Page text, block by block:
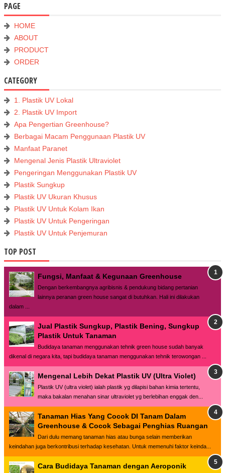
PAGE
HOME
ABOUT
PRODUCT
ORDER
CATEGORY
1. Plastik UV Lokal
2. Plastik UV Import
Apa Pengertian Greenhouse?
Berbagai Macam Penggunaan Plastik UV
Manfaat Paranet
Mengenal Jenis Plastik Ultraviolet
Pengeringan Menggunakan Plastik UV
Plastik Sungkup
Plastik UV Ukuran Khusus
Plastik UV Untuk Kolam Ikan
Plastik UV Untuk Pengeringan
Plastik UV Untuk Penjemuran
TOP POST
Fungsi, Manfaat & Kegunaan Greenhouse
Dengan berkembangnya agribisnis & pendukung bidang pertanian
lainnya peranan green house sangat di butuhkan. Hali ini dilakukan
dalam ...
Jual Plastik Sungkup, Plastik Bening, Sungkup
Plastik Untuk Tanaman
Budidaya tanaman menggunakan tehnik green house sudah banyak
dikenal di negara kita, tapi budidaya tanaman menggunakan tehnik terowongan ...
Mengenal Lebih Dekat Plastik UV (Ultra Violet)
Plastik UV (ultra violet) ialah plastik yg dilapisi bahan kimia tertentu,
maka bakalan menahan sinar ultraviolet yg berlebihan enggak den...
Tanaman Hias Yang Cocok DI Tanam Dalam
Greenhouse & Cocok Sebagai Penghias Ruangan
Dari dulu memang tanaman hias atau bunga selain memberikan
keindahan juga berkontribusi terhadap kesehatan. Untuk memenuhi faktor keinda...
Cara Budidaya Tanaman dengan Aeroponik